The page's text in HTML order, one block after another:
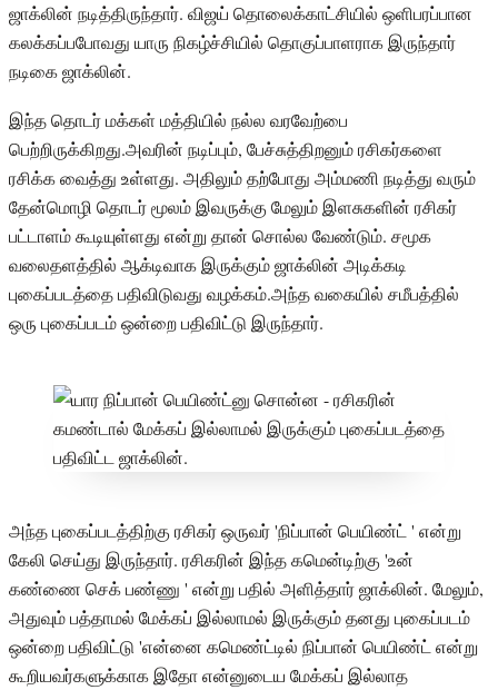
ஜாக்லின் நடித்திருந்தார். விஜய் தொலைக்காட்சியில் ஒளிபரப்பான
கலக்கப்பபோவது யாரு நிகழ்ச்சியில் தொகுப்பாளராக இருந்தார்
நடிகை ஜாக்லின்.
இந்த தொடர் மக்கள் மத்தியில் நல்ல வரவேற்பை
பெற்றிருக்கிறது.அவரின் நடிப்பும், பேச்சுத்திறனும் ரசிகர்களை
ரசிக்க வைத்து உள்ளது. அதிலும் தற்போது அம்மணி நடித்து வரும்
தேன்மொழி தொடர் மூலம் இவருக்கு மேலும் இளசுகளின் ரசிகர்
பட்டாளம் கூடியுள்ளது என்று தான் சொல்ல வேண்டும். சமூக
வலைதளத்தில் ஆக்டிவாக இருக்கும் ஜாக்லின் அடிக்கடி
புகைப்படத்தை பதிவிடுவது வழக்கம்.அந்த வகையில் சமீபத்தில்
ஒரு புகைப்படம் ஒன்றை பதிவிட்டு இருந்தார்.
அந்த புகைப்படத்திற்கு ரசிகர் ஒருவர் 'நிப்பான் பெயிண்ட் ' என்று
கேலி செய்து இருந்தார். ரசிகரின் இந்த கமென்டிற்கு 'உன்
கண்ணை செக் பண்ணு ' என்று பதில் அளித்தார் ஜாக்லின். மேலும்,
அதுவும் பத்தாமல் மேக்கப் இல்லாமல் இருக்கும் தனது புகைப்படம்
ஒன்றை பதிவிட்டு 'என்னை கமெண்ட்டில் நிப்பான் பெயிண்ட் என்று
கூறியவர்களுக்காக இதோ என்னுடைய மேக்கப் இல்லாத